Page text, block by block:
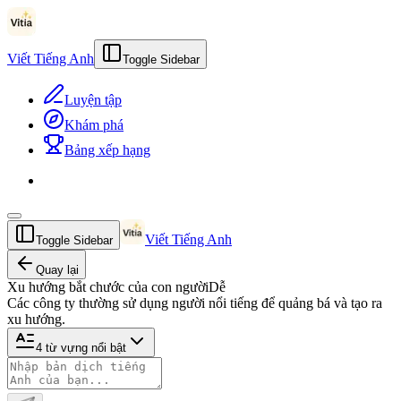
Viết Tiếng Anh Toggle Sidebar
Luyện tập
Khám phá
Bảng xếp hạng
Toggle Sidebar Viết Tiếng Anh
Quay lại
Xu hướng bắt chước của con ngườiDễ
Các công ty thường sử dụng người nổi tiếng để quảng bá và tạo ra
xu hướng.
4 từ vựng nổi bật